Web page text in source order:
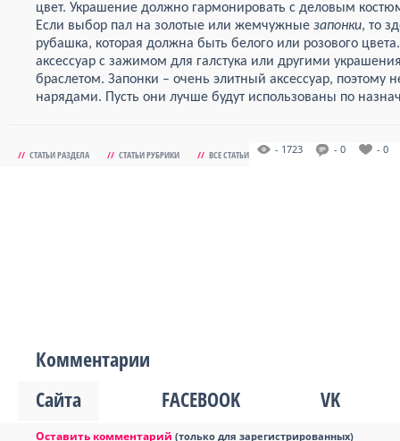
цвет. Украшение должно гармонировать с деловым
Если выбор пал на золотые или жемчужные запонки, то
рубашка, которая должна быть белого или розового
аксессуар с зажимом для галстука или другими
браслетом. Запонки – очень элитный аксессуар,
нарядами. Пусть они лучше будут использованы по
// СТАТЬИ РАЗДЕЛА // СТАТЬИ РУБРИКИ // ВСЕ СТАТЬИ - 1723 - 0 - 0
Комментарии
Сайта
FACEBOOK VK
Оставить комментарий (только для зарегистрированных)